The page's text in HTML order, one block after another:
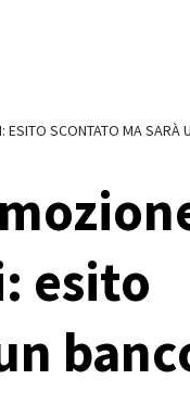
SCONTATO MA SARÀ
esito